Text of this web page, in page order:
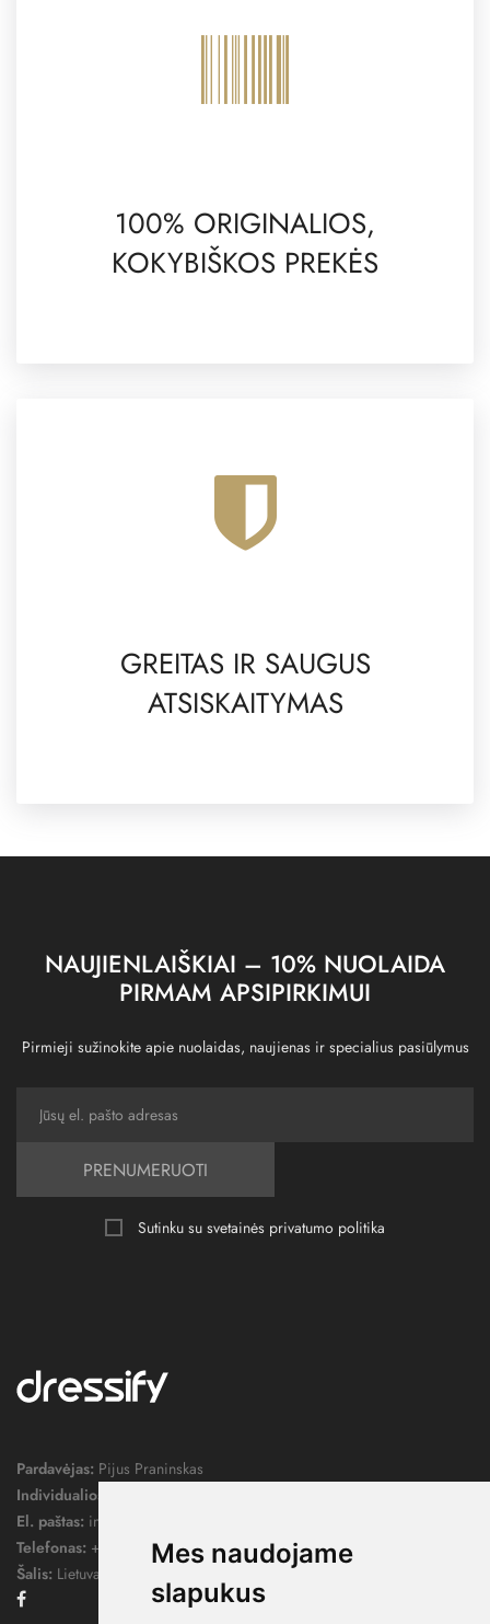
Mes naudojame
slapukus
100% ORIGINALIOS,
KOKYBIŠKOS PREKĖS
GREITAS IR SAUGUS
ATSISKAITYMAS
NAUJIENLAIŠKIAI – 10% NUOLAIDA
PIRMAM APSIPIRKIMUI
Pirmieji sužinokite apie nuolaidas, naujienas ir specialius pasiūlymus
PRENUMERUOTI
Sutinku su svetainės privatumo politika
Pardavėjas: Pijus Praninskas
Individualios veiklos pažymos nr.:
El. paštas: info@dressify.lt
Telefonas: +370 676 78578
Šalis: Lietuva